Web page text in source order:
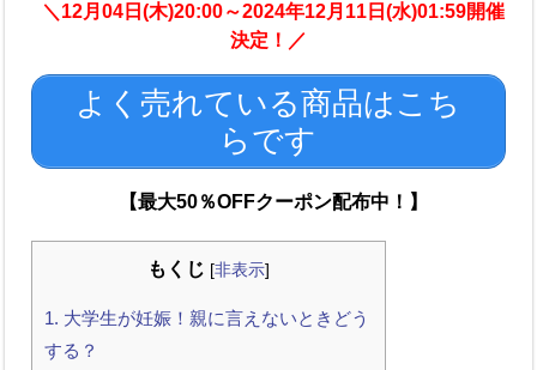
＼12月04日(木)20:00～2024年12月11日(水)01:59開催
決定！／
よく売れている商品はこち
らです
【最大50％OFFクーポン配布中！】
もくじ [非表示]
1. 大学生が妊娠！親に言えないときどう
する？